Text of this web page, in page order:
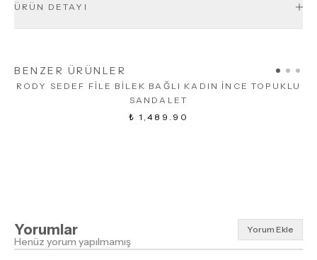
ÜRÜN DETAYI
BENZER ÜRÜNLER
RODY SEDEF FİLE BİLEK BAĞLI KADIN İNCE TOPUKLU
SANDALET
₺ 1,489.90
Yorumlar Yorum Ekle
Henüz yorum yapılmamış